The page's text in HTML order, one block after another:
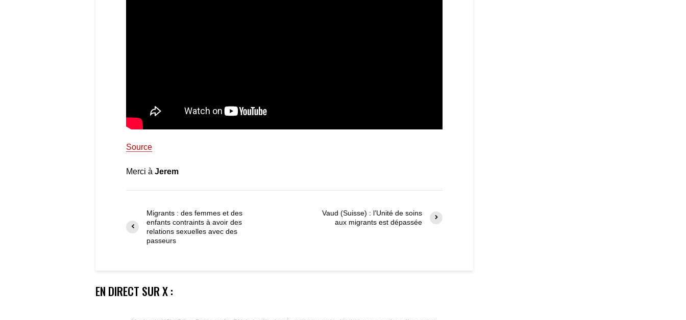
Source
Merci à Jerem
Migrants : des femmes et des
enfants contraints à avoir des
relations sexuelles avec des
passeurs
Vaud (Suisse) : l’Unité de soins
aux migrants est dépassée
EN DIRECT SUR X :